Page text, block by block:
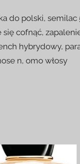
do polski, semilac
cofnąć,
hybrydowy,
n, omo włosy